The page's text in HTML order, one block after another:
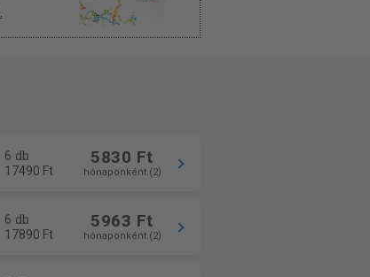
6 db
17490 Ft
5830 Ft
hónaponként (2)
6 db
17890 Ft
5963 Ft
hónaponként (2)